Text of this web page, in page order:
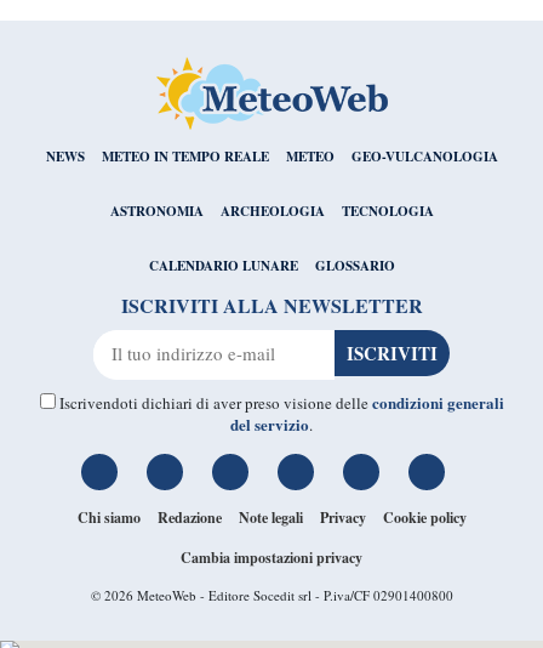
NEWS METEO IN TEMPO REALE METEO GEO-VULCANOLOGIA
ASTRONOMIA ARCHEOLOGIA TECNOLOGIA
CALENDARIO LUNARE GLOSSARIO
ISCRIVITI ALLA NEWSLETTER
Iscrivendoti dichiari di aver preso visione dellecondizioni generali
del servizio.
Chi siamo Redazione Note legali Privacy
Cookie policy
Cambia impostazioni privacy
© 2026 MeteoWeb - Editore Socedit srl - P.iva/CF 02901400800